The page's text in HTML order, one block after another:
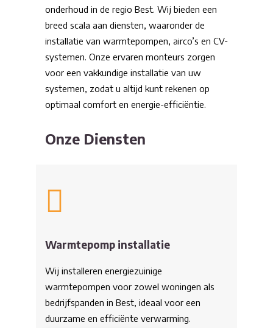
onderhoud in de regio Best. Wij bieden een
breed scala aan diensten, waaronder de
installatie van warmtepompen, airco’s en CV-
systemen. Onze ervaren monteurs zorgen
voor een vakkundige installatie van uw
systemen, zodat u altijd kunt rekenen op
optimaal comfort en energie-efficiëntie.
Onze Diensten
Warmtepomp installatie
Wij installeren energiezuinige
warmtepompen voor zowel woningen als
bedrijfspanden in Best, ideaal voor een
duurzame en efficiënte verwarming.